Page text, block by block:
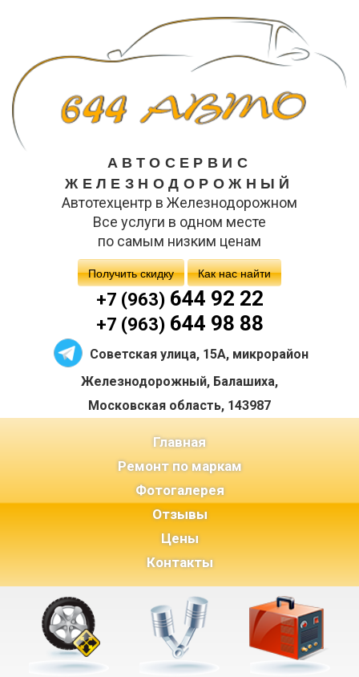
АВТОСЕРВИС
ЖЕЛЕЗНОДОРОЖНЫЙ
Автотехцентр в Железнодорожном
Все услуги в одном месте
по самым низким ценам
Получить скидку Как нас найти
+7 (963)644 92 22
+7 (963)644 98 88
Советская улица, 15А, микрорайон
Железнодорожный, Балашиха,
Московская область, 143987
Главная(current)
Ремонт по маркам
Фотогалерея
Отзывы
Цены
Контакты